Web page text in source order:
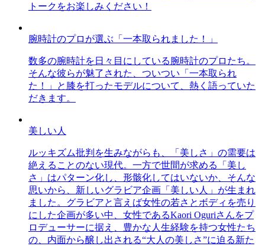
トークをお楽しみください！
腕時計のプロが選ぶ「一本取られました！」
数多の腕時計を日々目にしている腕時計のプロたち。
そんな彼らが魅了された、ついつい「一本取られ
た！」と膝を打ったモデルについて、熱く語っていた
だきます。
美しい人
ルッキズム批判を生みながらも、「美しさ」の需要は
絶えることのない現代。一方で世間が求める「美し
さ」はパターン化し、形骸化してはいないか、そんな
思いから、新しいグラビア企画「美しい人」が生まれ
ました。グラビアと言えば女性の若さとボディを売り
にした企画が多い中、女性であるKaori Oguriさんをプ
ロデューサーに据え、豊かな人生経験を持つ女性たち
の、内面から醸し出される“大人の美しさ”に迫る新た